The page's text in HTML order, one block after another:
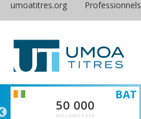
umoatitres.org Professionnels
BAT
50 000
MILLIONS F CFA